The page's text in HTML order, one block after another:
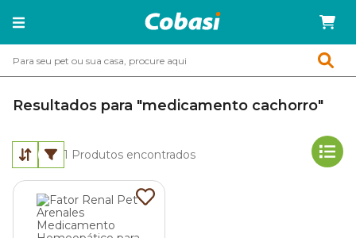
Resultados para "medicamento cachorro"
1 Produtos encontrados